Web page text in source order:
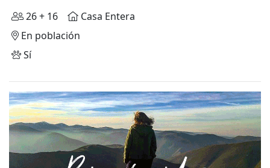
26 + 16
Casa Entera
En población
Sí